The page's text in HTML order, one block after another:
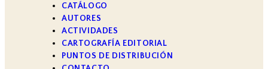
CATÁLOGO
AUTORES
ACTIVIDADES
CARTOGRAFÍA EDITORIAL
PUNTOS DE DISTRIBUCIÓN